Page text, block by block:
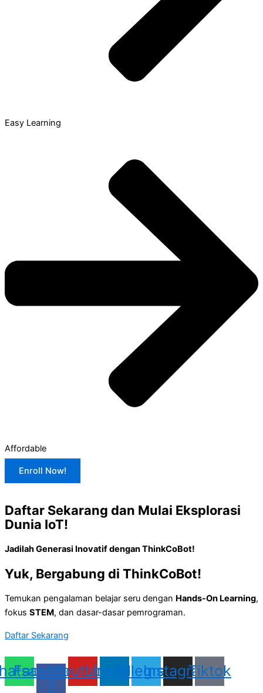
Easy Learning
Affordable
Enroll Now!
Daftar Sekarang dan Mulai Eksplorasi
Dunia IoT!
Jadilah Generasi Inovatif dengan ThinkCoBot!
Yuk, Bergabung di ThinkCoBot!
Temukan pengalaman belajar seru dengan Hands-On Learning,
fokus STEM, dan dasar-dasar pemrograman.
Daftar Sekarang
Facebook-
f
YoutubeLinkedinTelegram
Instagram
Tiktok